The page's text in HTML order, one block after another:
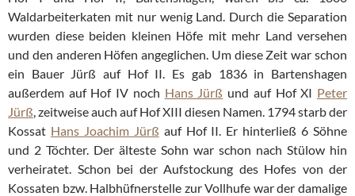
Waldarbeiterkaten mit nur wenig Land. Durch die Separation
wurden diese beiden kleinen Höfe mit mehr Land versehen
und den anderen Höfen angeglichen. Um diese Zeit war schon
ein Bauer Jürß auf Hof II. Es gab 1836 in Bartenshagen
außerdem auf Hof IV noch Hans Jürß und auf Hof XI Peter
Jürß, zeitweise auch auf Hof XIII diesen Namen. 1794 starb der
Kossat Hans Joachim Jürß auf Hof II. Er hinterließ 6 Söhne
und 2 Töchter. Der älteste Sohn war schon nach Stülow hin
verheiratet. Schon bei der Aufstockung des Hofes von der
Kossaten bzw. Halbhüfnerstelle zur Vollhufe war der damalige